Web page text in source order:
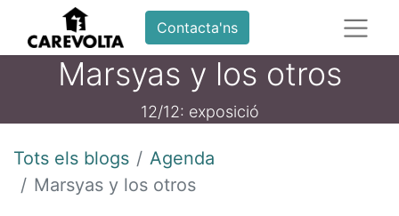
Contacta'ns
Marsyas y los otros
12/12: exposició
Tots els blogs
Agenda
Marsyas y los otros